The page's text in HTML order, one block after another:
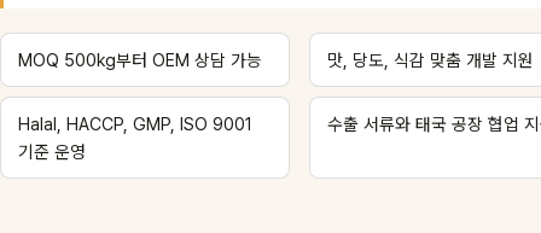
MOQ 500kg부터 OEM 상담 가능 맛, 당도, 식감 맞춤 개발 지원
Halal, HACCP, GMP, ISO 9001
기준 운영
수출 서류와 태국 공장 협업